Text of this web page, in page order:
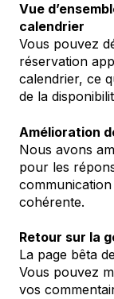
Vue
calendrier
Vous pouvez
réservation
calendrier, ce
de la
Amélioration
Nous avons
pour les
cohérente.
Retour sur la
La page bêta
Vous pouvez
vos